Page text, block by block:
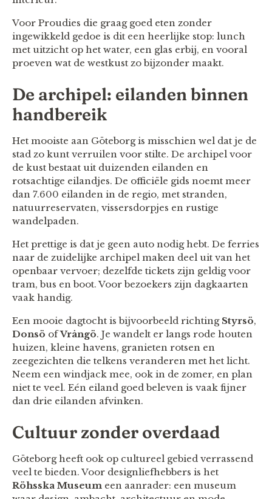
Voor Proudies die graag goed eten zonder
ingewikkeld gedoe is dit een heerlijke stop: lunch
met uitzicht op het water, een glas erbij, en vooral
proeven wat de westkust zo bijzonder maakt.
De archipel: eilanden binnen
handbereik
Het mooiste aan Göteborg is misschien wel dat je de
stad zo kunt verruilen voor stilte. De archipel voor
de kust bestaat uit duizenden eilanden en
rotsachtige eilandjes. De officiële gids noemt meer
dan 7.600 eilanden in de regio, met stranden,
natuurreservaten, vissersdorpjes en rustige
wandelpaden.
Het prettige is dat je geen auto nodig hebt. De ferries
naar de zuidelijke archipel maken deel uit van het
openbaar vervoer; dezelfde tickets zijn geldig voor
tram, bus en boot. Voor bezoekers zijn dagkaarten
vaak handig.
Een mooie dagtocht is bijvoorbeeld richting Styrsö,
Donsö ofVrångö. Je wandelt er langs rode houten
huizen, kleine havens, granieten rotsen en
zeegezichten die telkens veranderen met het licht.
Neem een windjack mee, ook in de zomer, en plan
niet te veel. Eén eiland goed beleven is vaak fijner
dan drie eilanden afvinken.
Cultuur zonder overdaad
Göteborg heeft ook op cultureel gebied verrassend
veel te bieden. Voor designliefhebbers is het
Röhsska Museum een aanrader: een museum